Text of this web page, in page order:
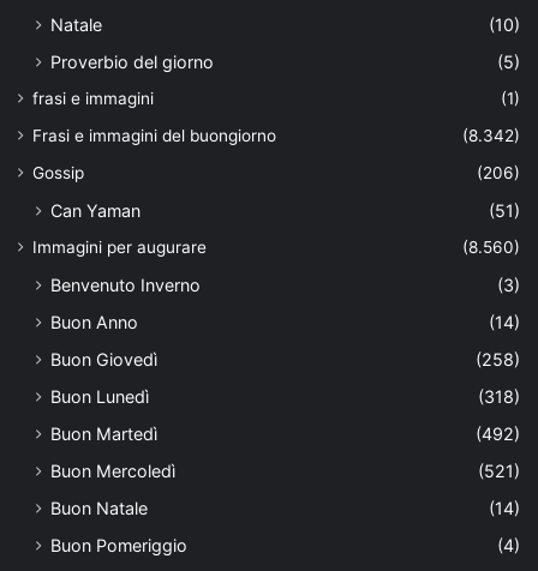
Natale
(10)
Proverbio del giorno
(5)
frasi e immagini
(1)
Frasi e immagini del buongiorno
(8.342)
Gossip
(206)
Can Yaman (51)
Immagini per augurare (8.560)
Benvenuto Inverno
(3)
Buon Anno
(14)
Buon Giovedì
(258)
Buon Lunedì
(318)
Buon Martedì
(492)
Buon Mercoledì
(521)
Buon Natale
(14)
Buon Pomeriggio
(4)